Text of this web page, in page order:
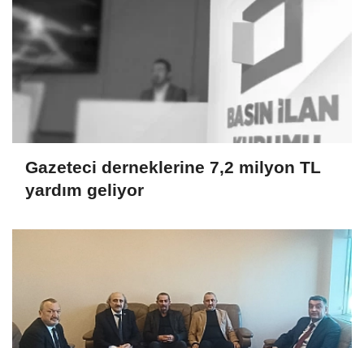
Gazeteci derneklerine 7,2 milyon TL
yardım geliyor